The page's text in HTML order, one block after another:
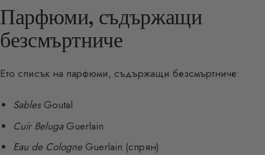
Парфюми, съдържащи
безсмъртниче
Ето списък на парфюми, съдържащи безсмъртниче:
SablesGoutal
Cuir BelugaGuerlain
Eau de CologneGuerlain (спрян)